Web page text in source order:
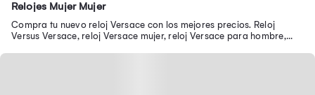
Relojes Mujer Mujer
Compra tu nuevo reloj Versace con los mejores precios. Reloj
Versus Versace, reloj Versace mujer, reloj Versace para hombre,